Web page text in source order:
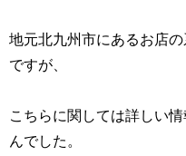
地元北九州市にあるお店の
ですが、
こちらに関しては詳しい
んでした。